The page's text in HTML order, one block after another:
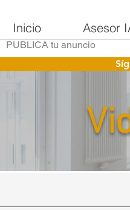
Inicio Asesor
PUBLICA tu anuncio